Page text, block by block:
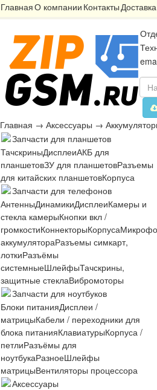
ГлавнаяО компании КонтактыДоставка
Главная → Аксессуары →
Запчасти для планшетов
ТачскриныДисплеиАКБ для
планшетовЗУ для планшетовРазъемы
для китайских планшетовКорпуса
Запчасти для телефонов
АнтенныДинамикиДисплеиКамеры и
стекла камерыКнопки вкл /
громкостиКоннекторыКорпуса
аккумулятораРазъемы симкарт,
лоткиРазъёмы
системныеШлейфыТачскрины,
защитные стеклаВибромоторы
Запчасти для ноутбуков
Блоки питанияДисплеи /
матрицыКабели / переходники для
блока питанияКлавиатурыКорпуса /
петлиРазъёмы для
ноутбукаРазноеШлейфы
матрицыВентиляторы процессора
Аксессуары